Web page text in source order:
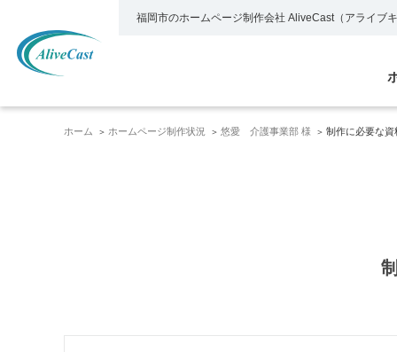
福岡市のホームページ制作会社AliveCast（アライブ
ホーム ホームページ制作状況 悠愛 介護事業部 様 制作に必要な